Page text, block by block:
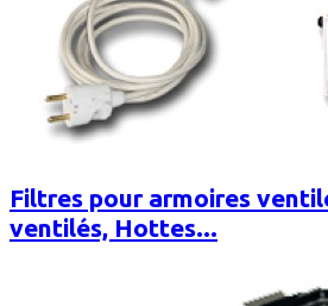
Filtres pour armoires
ventilés, Hottes...